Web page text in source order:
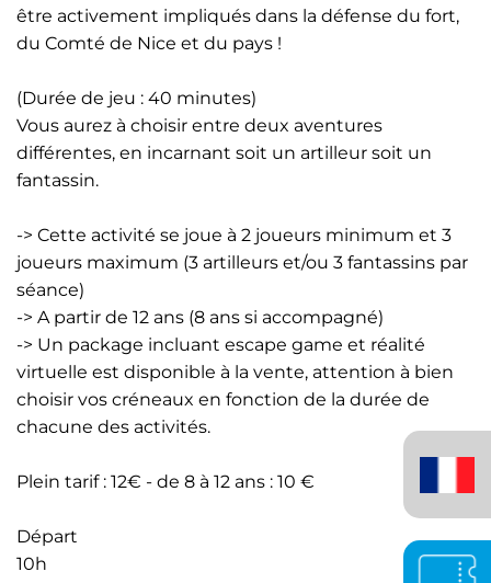
être activement impliqués dans la défense du fort,
du Comté de Nice et du pays !
(Durée de jeu : 40 minutes)
Vous aurez à choisir entre deux aventures
différentes, en incarnant soit un artilleur soit un
fantassin.
-> Cette activité se joue à 2 joueurs minimum et 3
joueurs maximum (3 artilleurs et/ou 3 fantassins par
séance)
-> A partir de 12 ans (8 ans si accompagné)
-> Un package incluant escape game et réalité
virtuelle est disponible à la vente, attention à bien
choisir vos créneaux en fonction de la durée de
chacune des activités.
Plein tarif : 12€ - de 8 à 12 ans : 10 €
Départ
10h